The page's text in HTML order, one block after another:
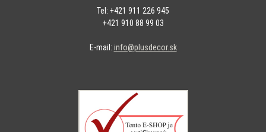
Tel: +421 911 226 945
+421 910 88 99 03
E-mail: info@plusdecor.sk